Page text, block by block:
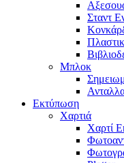
Σταντ
Μπλοκ
Εκτύπωση
Χαρτιά
Χαρτί